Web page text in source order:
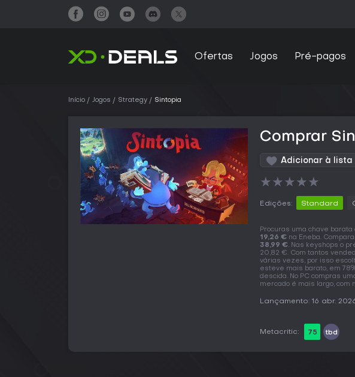
Ofertas Jogos Pré-pagos
Início Jogos Strategy Sintopia
Comprar
Adicionar à lista
★★★★★
Edições: Standard
Procuras uma chave barata
19,26 € na Eneba.
38,99 €. Nas keyshops o
20,82 €. Com tantos
várias vezes, por isso
esteve mais barato, em
descida. No PC compras
mercado é mais largo, com
Lançamento: 16 abr.
Metacritic: 75 tbd